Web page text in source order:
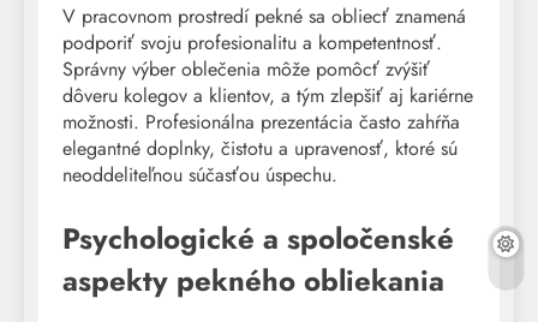
V pracovnom prostredí pekné sa obliecť znamená
podporiť svoju profesionalitu a kompetentnosť.
Správny výber oblečenia môže pomôcť zvýšiť
dôveru kolegov a klientov, a tým zlepšiť aj kariérne
možnosti. Profesionálna prezentácia často zahŕňa
elegantné doplnky, čistotu a upravenosť, ktoré sú
neoddeliteľnou súčasťou úspechu.
Psychologické a spoločenské
aspekty pekného obliekania